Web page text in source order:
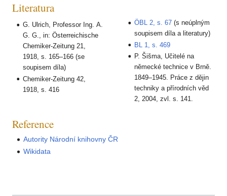
Literatura
G. Ulrich, Professor Ing. A.
G. G., in: Österreichische
Chemiker-Zeitung 21,
1918, s. 165–166 (se
soupisem díla)
Chemiker-Zeitung 42,
1918, s. 416
ÖBL 2, s. 67 (s neúplným
soupisem díla a literatury)
BL 1, s. 469
P. Šišma, Učitelé na
německé technice v Brně.
1849–1945. Práce z dějin
techniky a přírodních věd
2, 2004, zvl. s. 141.
Reference
Autority Národní knihovny ČR
Wikidata